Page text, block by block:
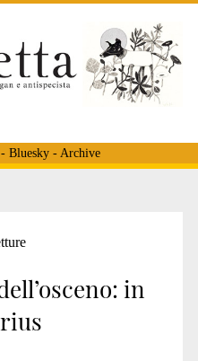
- Bluesky- Archive
in